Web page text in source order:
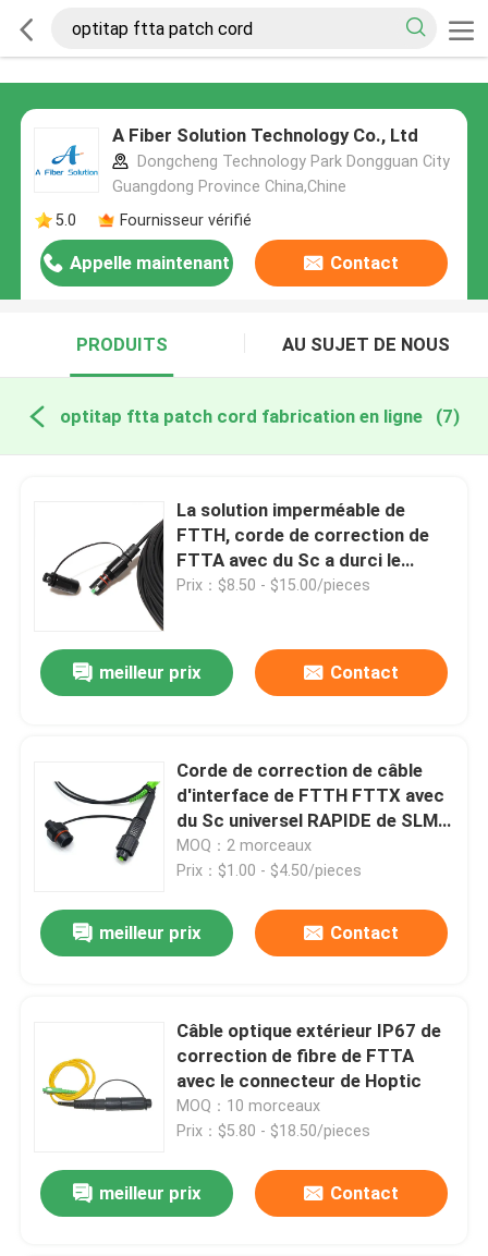
A Fiber Solution Technology Co., Ltd
Dongcheng Technology Park Dongguan City
Guangdong Province China,Chine
5.0
Fournisseur vérifié
Appelle maintenant Contact
PRODUITS AU SUJET DE NOUS
optitap ftta patch cord fabrication en ligne (7)
La solution imperméable de
FTTH, corde de correction de
FTTA avec du Sc a durci le
connecteur d'OptiTap
Prix：$8.50 - $15.00/pieces
meilleur prix Contact
Corde de correction de câble
d'interface de FTTH FTTX avec
du Sc universel RAPIDE de SLM
d'OPTI
MOQ：2 morceaux
Prix：$1.00 - $4.50/pieces
meilleur prix Contact
Câble optique extérieur IP67 de
correction de fibre de FTTA
avec le connecteur de Hoptic
MOQ：10 morceaux
Prix：$5.80 - $18.50/pieces
meilleur prix Contact